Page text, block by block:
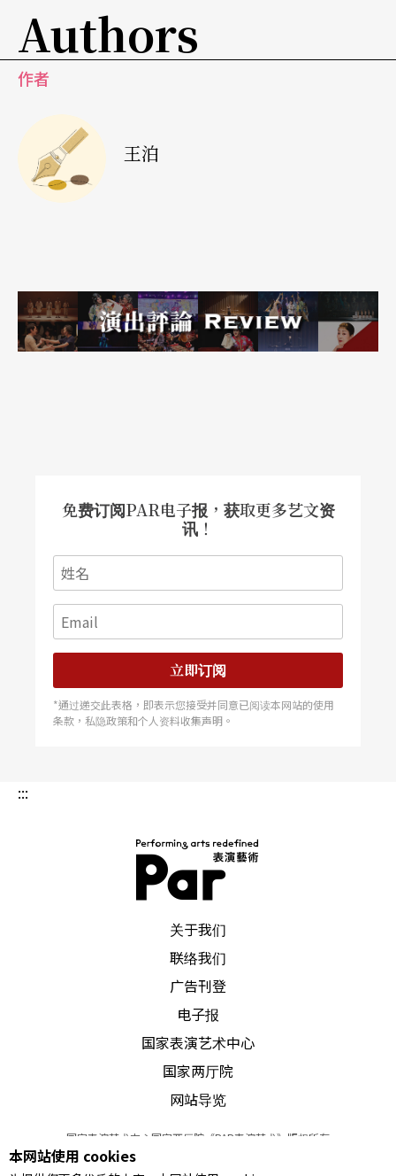
Authors
作者
王泊
免费订阅PAR电子报，获取更多艺文资
讯！
立即订阅
*通过递交此表格，即表示您接受并同意已阅读本网站的使用
条款，私隐政策和个人资料收集声明。
:::
关于我们
联络我们
广告刊登
电子报
国家表演艺术中心
国家两厅院
网站导览
国家表演艺术中心国家两厅院《PAR表演艺术》版权所有
© 2022Performing arts redefined. All Rights Reserved
本网站使用 cookies